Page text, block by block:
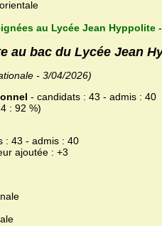
au Lycée Jean Hyppolite
au bac du Lycée Jean
- 3/04/2026)
- candidats : 43 - admis : 40
: 92 %)
: 43 - admis : 40
ajoutée : +3